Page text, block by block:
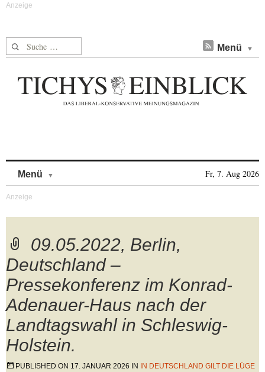
Suche nach: Menü
Menü Fr, 7. Aug 2026
09.05.2022, Berlin,
Deutschland –
Pressekonferenz im Konrad-
Adenauer-Haus nach der
Landtagswahl in Schleswig-
Holstein.
PUBLISHED ON 17. JANUAR 2026 IN
IN DEUTSCHLAND GILT DIE LÜGE